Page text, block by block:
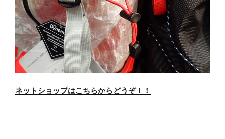
ネットショップはこちらからどうぞ！！